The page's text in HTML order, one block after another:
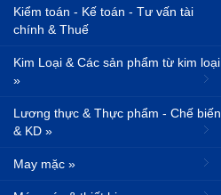
Kiểm toán - Kế toán - Tư vấn tài
chính & Thuế
Kim Loại & Các sản phẩm từ kim loại
»
Lương thực & Thực phẩm - Chế biến
& KD »
May mặc »